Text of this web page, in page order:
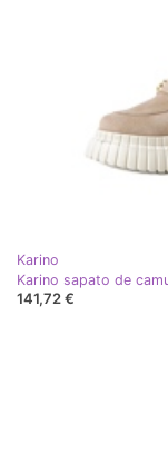
Karino
Karino sapato de
141,72 €